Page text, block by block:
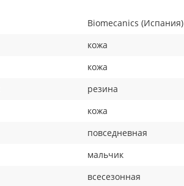
Biomecanics (Испания)
кожа
кожа
резина
кожа
повседневная
мальчик
всесезонная